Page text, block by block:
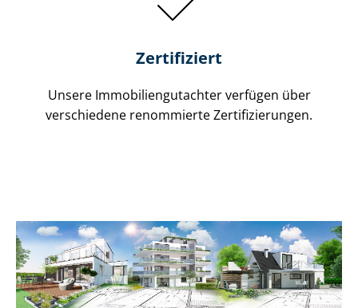
Zertifiziert
Unsere Immobilien­gutachter verfügen über
verschiedene renommierte Zer­ti­fi­zie­run­gen.